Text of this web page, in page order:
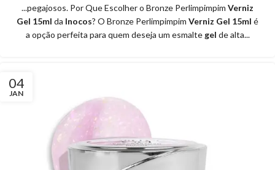
...pegajosos. Por Que Escolher o Bronze Perlimpimpim Verniz
Gel 15ml da Inocos? O Bronze Perlimpimpim Verniz Gel 15ml é
a opção perfeita para quem deseja um esmalte gel de alta...
04
JAN